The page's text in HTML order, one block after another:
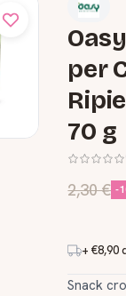
per
70 g
2,30 € -
+ €8,90
Snack